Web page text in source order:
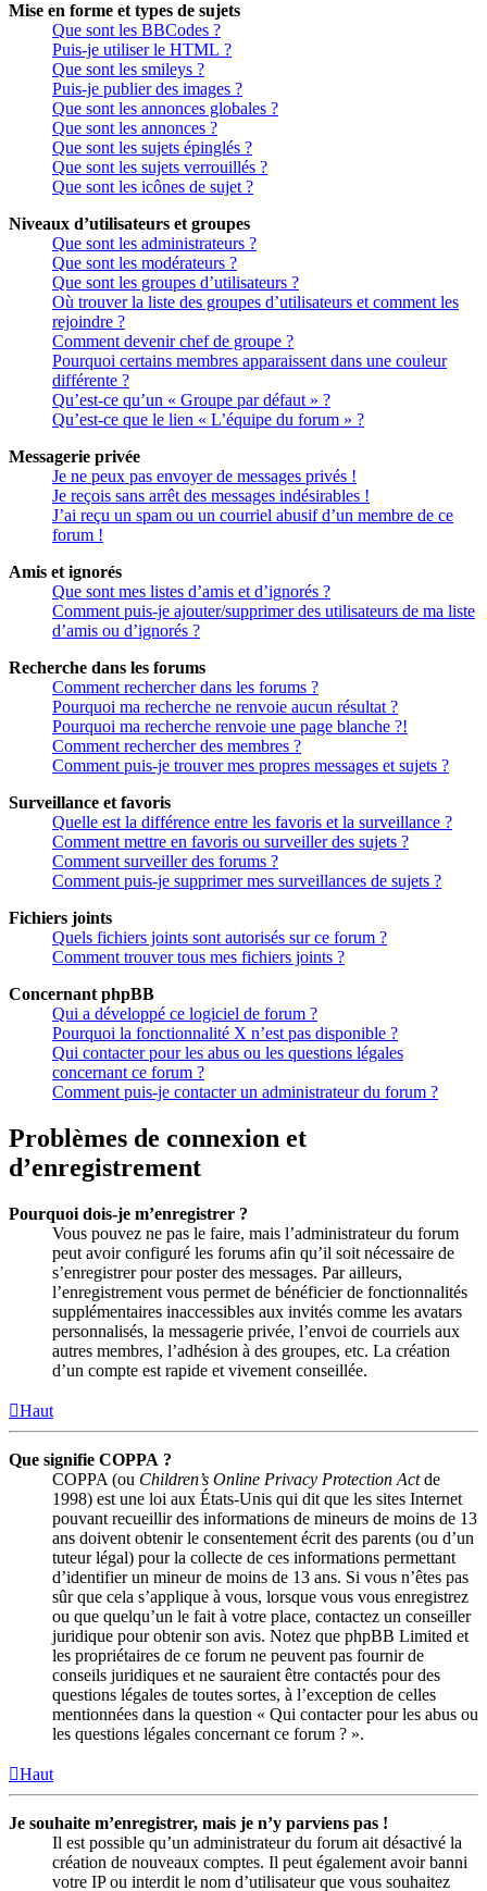
Mise en forme et types de sujets
Que sont les BBCodes ?
Puis-je utiliser le HTML ?
Que sont les smileys ?
Puis-je publier des images ?
Que sont les annonces globales ?
Que sont les annonces ?
Que sont les sujets épinglés ?
Que sont les sujets verrouillés ?
Que sont les icônes de sujet ?
Niveaux d’utilisateurs et groupes
Que sont les administrateurs ?
Que sont les modérateurs ?
Que sont les groupes d’utilisateurs ?
Où trouver la liste des groupes d’utilisateurs et comment les
rejoindre ?
Comment devenir chef de groupe ?
Pourquoi certains membres apparaissent dans une couleur
différente ?
Qu’est-ce qu’un « Groupe par défaut » ?
Qu’est-ce que le lien « L’équipe du forum » ?
Messagerie privée
Je ne peux pas envoyer de messages privés !
Je reçois sans arrêt des messages indésirables !
J’ai reçu un spam ou un courriel abusif d’un membre de ce
forum !
Amis et ignorés
Que sont mes listes d’amis et d’ignorés ?
Comment puis-je ajouter/supprimer des utilisateurs de ma liste
d’amis ou d’ignorés ?
Recherche dans les forums
Comment rechercher dans les forums ?
Pourquoi ma recherche ne renvoie aucun résultat ?
Pourquoi ma recherche renvoie une page blanche ?!
Comment rechercher des membres ?
Comment puis-je trouver mes propres messages et sujets ?
Surveillance et favoris
Quelle est la différence entre les favoris et la surveillance ?
Comment mettre en favoris ou surveiller des sujets ?
Comment surveiller des forums ?
Comment puis-je supprimer mes surveillances de sujets ?
Fichiers joints
Quels fichiers joints sont autorisés sur ce forum ?
Comment trouver tous mes fichiers joints ?
Concernant phpBB
Qui a développé ce logiciel de forum ?
Pourquoi la fonctionnalité X n’est pas disponible ?
Qui contacter pour les abus ou les questions légales
concernant ce forum ?
Comment puis-je contacter un administrateur du forum ?
Problèmes de connexion et
d’enregistrement
Pourquoi dois-je m’enregistrer ?
Vous pouvez ne pas le faire, mais l’administrateur du forum
peut avoir configuré les forums afin qu’il soit nécessaire de
s’enregistrer pour poster des messages. Par ailleurs,
l’enregistrement vous permet de bénéficier de fonctionnalités
supplémentaires inaccessibles aux invités comme les avatars
personnalisés, la messagerie privée, l’envoi de courriels aux
autres membres, l’adhésion à des groupes, etc. La création
d’un compte est rapide et vivement conseillée.
Haut
Que signifie COPPA ?
COPPA (ou Children’s Online Privacy Protection Actde
1998) est une loi aux États-Unis qui dit que les sites Internet
pouvant recueillir des informations de mineurs de moins de 13
ans doivent obtenir le consentement écrit des parents (ou d’un
tuteur légal) pour la collecte de ces informations permettant
d’identifier un mineur de moins de 13 ans. Si vous n’êtes pas
sûr que cela s’applique à vous, lorsque vous vous enregistrez
ou que quelqu’un le fait à votre place, contactez un conseiller
juridique pour obtenir son avis. Notez que phpBB Limited et
les propriétaires de ce forum ne peuvent pas fournir de
conseils juridiques et ne sauraient être contactés pour des
questions légales de toutes sortes, à l’exception de celles
mentionnées dans la question « Qui contacter pour les abus ou
les questions légales concernant ce forum ? ».
Haut
Je souhaite m’enregistrer, mais je n’y parviens pas !
Il est possible qu’un administrateur du forum ait désactivé la
création de nouveaux comptes. Il peut également avoir banni
votre IP ou interdit le nom d’utilisateur que vous souhaitez